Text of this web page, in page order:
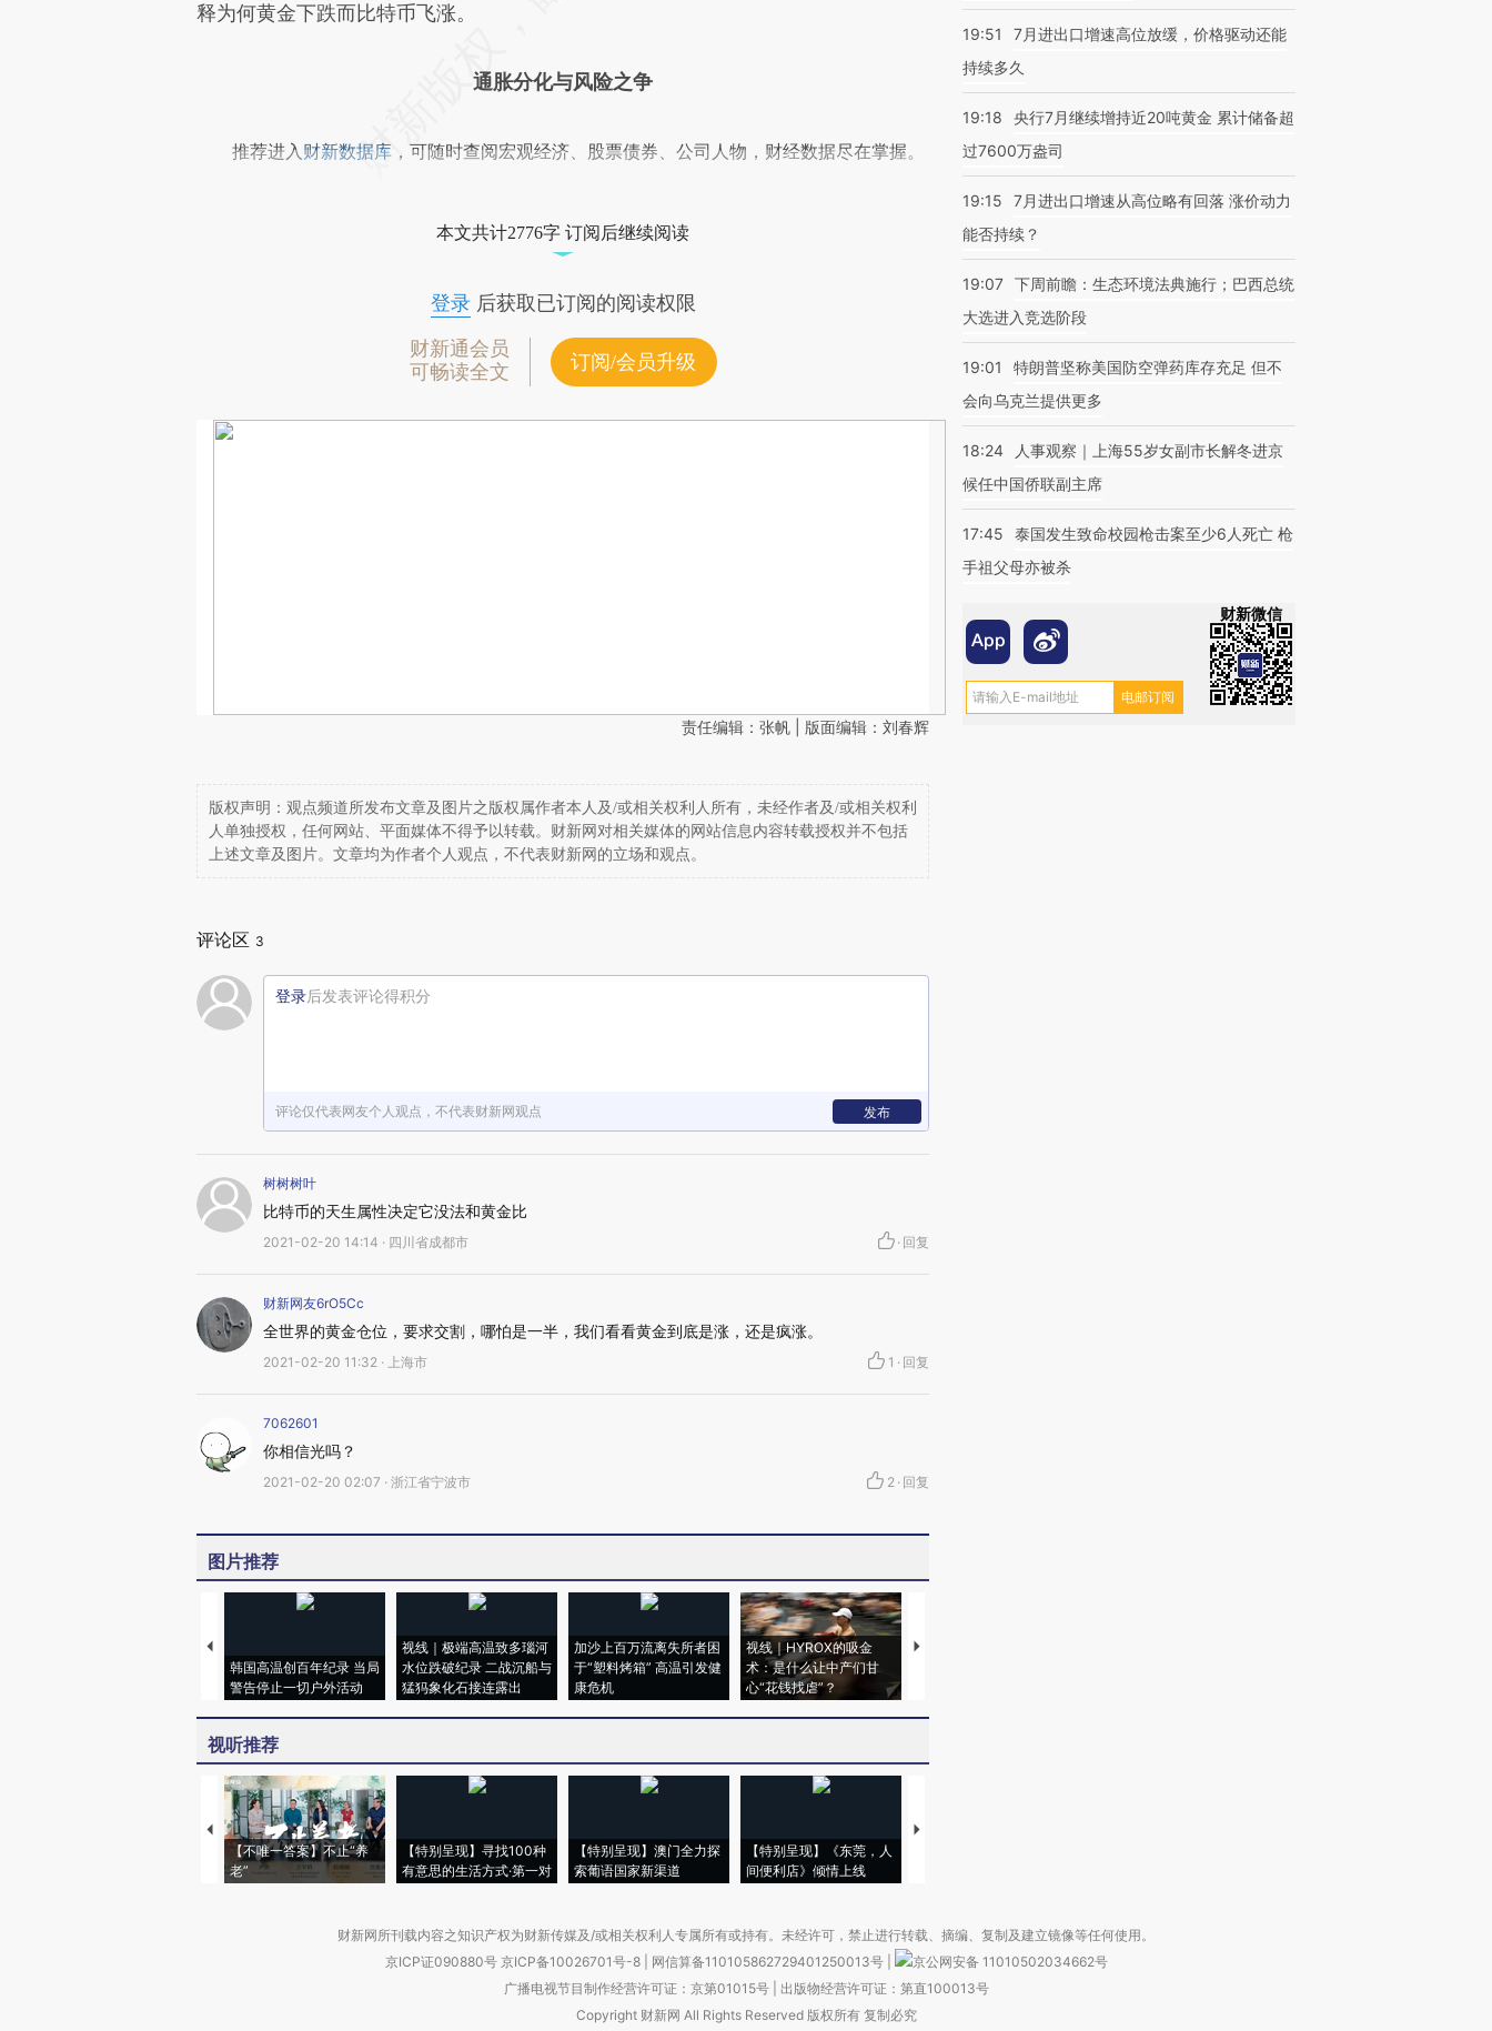
释为何黄金下跌而比特币飞涨。
通胀分化与风险之争
推荐进入 财新数据库 ，可随时查阅宏观经济、股票债券、公司人物，财经数据尽在掌握。
本文共计2776字 订阅后继续阅读
登录后获取已订阅的阅读权限
财新通会员
可畅读全文
订阅/会员升级
责任编辑：张帆 | 版面编辑：刘春辉
版权声明：观点频道所发布文章及图片之版权属作者本人及/或相关权利人所有，未经作者及/或相关权利
人单独授权，任何网站、平面媒体不得予以转载。财新网对相关媒体的网站信息内容转载授权并不包括
上述文章及图片。文章均为作者个人观点，不代表财新网的立场和观点。
评论区 3
登录后发表评论得积分
评论仅代表网友个人观点，不代表财新网观点 发布
树树树叶
比特币的天生属性决定它没法和黄金比
2021-02-20 14:14 · 四川省成都市 · 回复
财新网友6rO5Cc
全世界的黄金仓位，要求交割，哪怕是一半，我们看看黄金到底是涨，还是疯涨。
2021-02-20 11:32 · 上海市 1 · 回复
7062601
你相信光吗？
2021-02-20 02:07 · 浙江省宁波市 2 · 回复
图片推荐
韩国高温创百年纪录 当局
警告停止一切户外活动
视线｜极端高温致多瑙河
水位跌破纪录 二战沉船与
猛犸象化石接连露出
加沙上百万流离失所者困
于“塑料烤箱” 高温引发健
康危机
视线｜HYROX的吸金
术：是什么让中产们甘
心“花钱找虐”？
马航飞行员跨国走私7万
视听推荐
【不唯一答案】不止“养
老”
【特别呈现】寻找100种
有意思的生活方式·第一对
【特别呈现】澳门全力探
索葡语国家新渠道
【特别呈现】《东莞，人
间便利店》倾情上线
【推广】走进第四届链博
19:51
7月进出口增速高位放缓，价格驱动还能
持续多久
19:18
央行7月继续增持近20吨黄金 累计储备超
过7600万盎司
19:15
7月进出口增速从高位略有回落 涨价动力
能否持续？
19:07 下周前瞻：生态环境法典施行；巴西总统
大选进入竞选阶段
19:01
特朗普坚称美国防空弹药库存充足 但不
会向乌克兰提供更多
18:24
人事观察｜上海55岁女副市长解冬进京
候任中国侨联副主席
17:45
泰国发生致命校园枪击案至少6人死亡 枪
手祖父母亦被杀
财新微信
财新网所刊载内容之知识产权为财新传媒及/或相关权利人专属所有或持有。未经许可，禁止进行转载、摘编、复制及建立镜像等任何使用。
京ICP证090880号 京ICP备10026701号-8 网信算备110105862729401250013号
京公网安备 11010502034662号
广播电视节目制作经营许可证：京第01015号| 出版物经营许可证：第直100013号
Copyright 财新网 All Rights Reserved 版权所有 复制必究